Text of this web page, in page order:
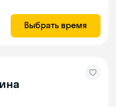
Выбрать время